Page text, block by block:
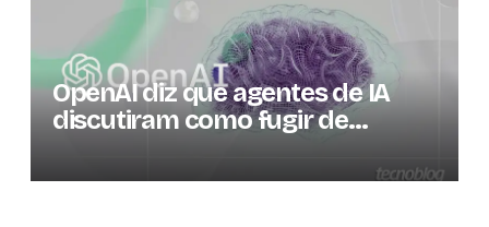
OpenAI diz que agentes de IA
discutiram como fugir de